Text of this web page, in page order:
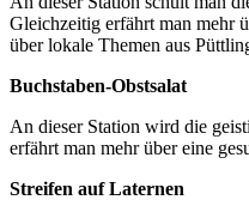
Gleichzeitig erfährt man mehr
über lokale Themen aus
Buchstaben-Obstsalat
An dieser Station wird die
erfährt man mehr über eine
Streifen auf Laternen